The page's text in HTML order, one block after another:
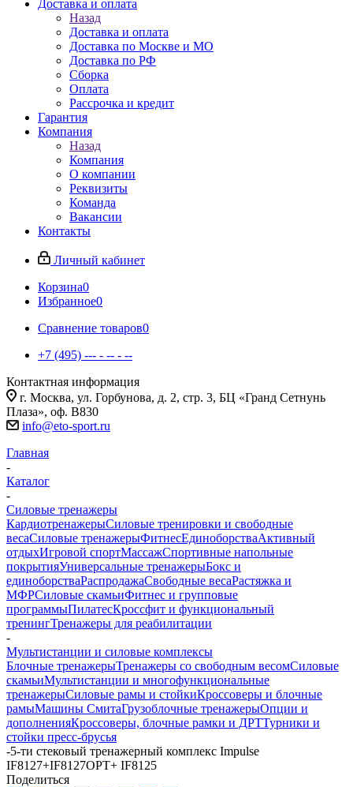
Доставка и оплата
Назад
Доставка и оплата
Доставка по Москве и МО
Доставка по РФ
Сборка
Оплата
Рассрочка и кредит
Гарантия
Компания
Назад
Компания
О компании
Реквизиты
Команда
Вакансии
Контакты
Личный кабинет
Корзина0
Избранное0
Сравнение товаров0
+7 (495) --- - -- - --
Контактная информация
г. Москва, ул. Горбунова, д. 2, стр. 3, БЦ «Гранд Сетнунь
Плаза», оф. В830
info@eto-sport.ru
Главная
-
Каталог
-
Силовые тренажеры
КардиотренажерыСиловые тренировки и свободные
весаСиловые тренажерыФитнесЕдиноборстваАктивный
отдыхИгровой спортМассажСпортивные напольные
покрытияУниверсальные тренажерыБокс и
единоборстваРаспродажаСвободные весаРастяжка и
МФРСиловые скамьиФитнес и групповые
программыПилатесКроссфит и функциональный
тренингТренажеры для реабилитации
-
Мультистанции и силовые комплексы
Блочные тренажерыТренажеры со свободным весомСиловые
скамьиМультистанции и многофункциональные
тренажерыСиловые рамы и стойкиКроссоверы и блочные
рамыМашины СмитаГрузоблочные тренажерыОпции и
дополненияКроссоверы, блочные рамки и ДРТТурники и
стойки пресс-брусья
-5-ти стековый тренажерный комплекс Impulse
IF8127+IF8127OPT+ IF8125
Поделиться